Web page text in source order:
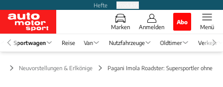
Hefte
Marken Anmelden
Abo
Menü
Sportwagen Reise Van Nutzfahrzeuge Oldtimer Verkehr
Neuvorstellungen & Erlkönige Pagani Imola Roadster: Supersportler ohne